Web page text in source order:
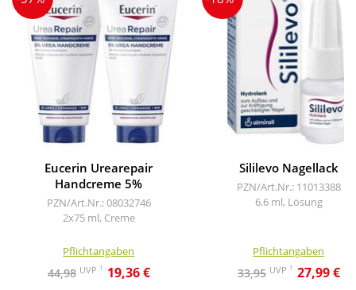
Eucerin Urearepair
Handcreme 5%
PZN/Art.Nr.: 08032746
2x75 ml, Creme
Pflichtangaben
44,98 UVP 1 19,36 €
Sililevo Nagellack
PZN/Art.Nr.: 11013388
6.6 ml, Lösung
Pflichtangaben
33,95 UVP 1 27,99 €